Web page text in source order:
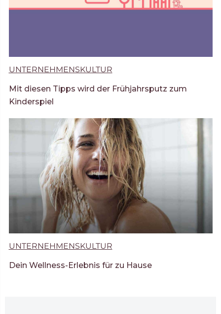
UNTERNEHMENSKULTUR
Mit diesen Tipps wird der Frühjahrsputz zum
Kinderspiel
UNTERNEHMENSKULTUR
Dein Wellness-Erlebnis für zu Hause